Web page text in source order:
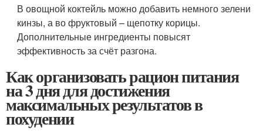
В овощной коктейль можно добавить немного зелени
кинзы, а во фруктовый – щепотку корицы.
Дополнительные ингредиенты повысят
эффективность за счёт разгона.
Как организовать рацион питания
на 3 дня для достижения
максимальных результатов в
похудении